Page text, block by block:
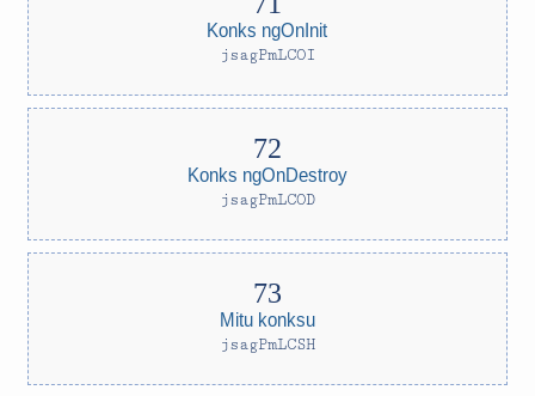
Konks ngOnInit
jsagPmLCOI
Konks ngOnDestroy
jsagPmLCOD
Mitu konksu
jsagPmLCSH